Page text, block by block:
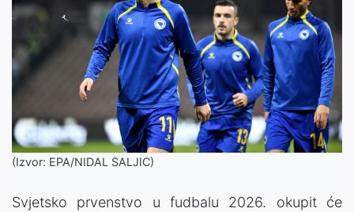
(Izvor: EPA/NIDAL SALJIC)
Svjetsko prvenstvo u fudbalu 2026. okupit će